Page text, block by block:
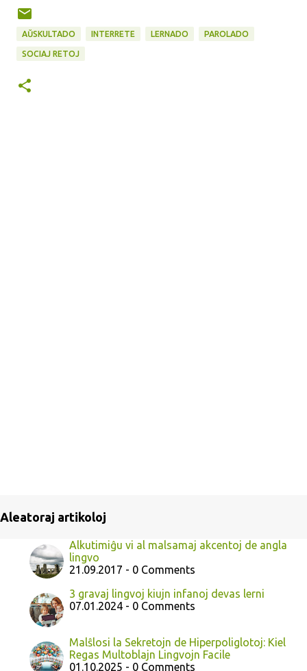
AŬSKULTADO INTERRETE LERNADO PAROLADO
SOCIAJ RETOJ
Aleatoraj artikoloj
Alkutimiĝu vi al malsamaj akcentoj de angla
lingvo
21.09.2017 - 0 Comments
3 gravaj lingvoj kiujn infanoj devas lerni
07.01.2024 - 0 Comments
Malŝlosi la Sekretojn de Hiperpoliglotoj: Kiel
Regas Multoblajn Lingvojn Facile
01.10.2025 - 0 Comments